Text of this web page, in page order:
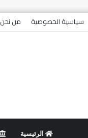
سياسية الخصوصية من نحن
الرئيسية